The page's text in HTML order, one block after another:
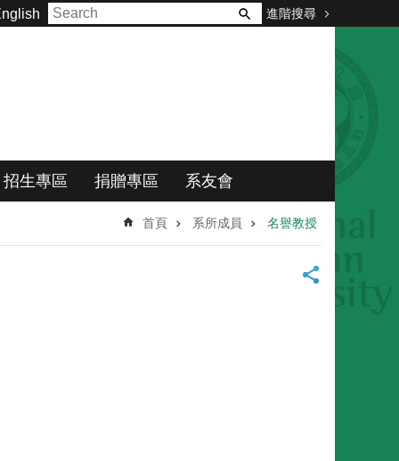
進階搜尋
招生專區 捐贈專區 系友會
首頁 系所成員 名譽教授